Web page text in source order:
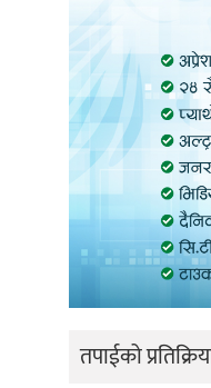
तपाईको